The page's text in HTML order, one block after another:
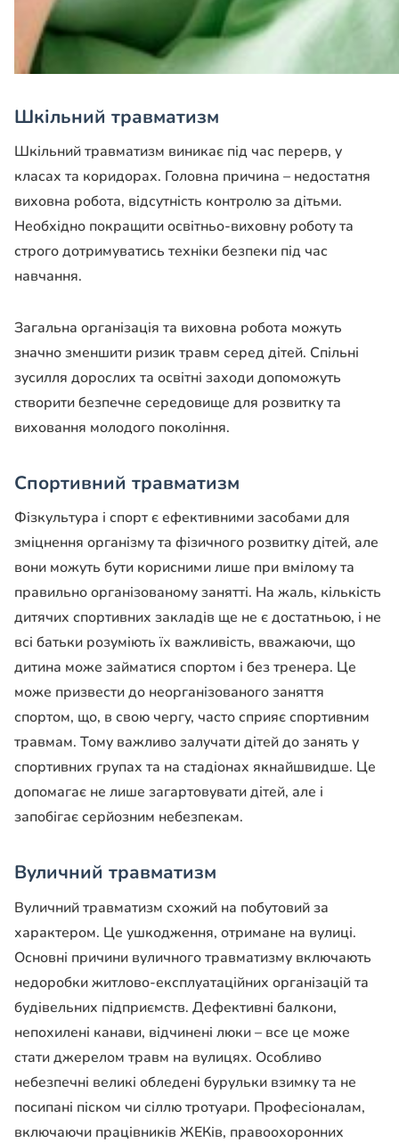
Шкільний травматизм
Шкільний травматизм виникає під час перерв, у
класах та коридорах. Головна причина – недостатня
виховна робота, відсутність контролю за дітьми.
Необхідно покращити освітньо-виховну роботу та
строго дотримуватись техніки безпеки під час
навчання.
Загальна організація та виховна робота можуть
значно зменшити ризик травм серед дітей. Спільні
зусилля дорослих та освітні заходи допоможуть
створити безпечне середовище для розвитку та
виховання молодого покоління.
Спортивний травматизм
Фізкультура і спорт є ефективними засобами для
зміцнення організму та фізичного розвитку дітей, але
вони можуть бути корисними лише при вмілому та
правильно організованому занятті. На жаль, кількість
дитячих спортивних закладів ще не є достатньою, і не
всі батьки розуміють їх важливість, вважаючи, що
дитина може займатися спортом і без тренера. Це
може призвести до неорганізованого заняття
спортом, що, в свою чергу, часто сприяє спортивним
травмам. Тому важливо залучати дітей до занять у
спортивних групах та на стадіонах якнайшвидше. Це
допомагає не лише загартовувати дітей, але і
запобігає серйозним небезпекам.
Вуличний травматизм
Вуличний травматизм схожий на побутовий за
характером. Це ушкодження, отримане на вулиці.
Основні причини вуличного травматизму включають
недоробки житлово-експлуатаційних організацій та
будівельних підприємств. Дефективні балкони,
непохилені канави, відчинені люки – все це може
стати джерелом травм на вулицях. Особливо
небезпечні великі обледені бурульки взимку та не
посипані піском чи сіллю тротуари. Професіоналам,
включаючи працівників ЖЕКів, правоохоронних